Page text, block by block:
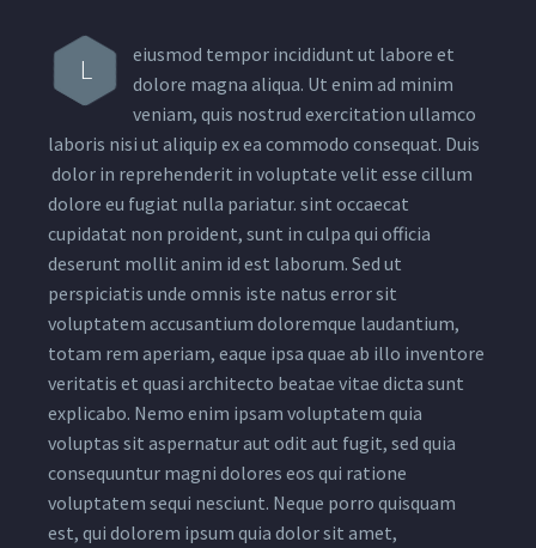
L
eiusmod tempor incididunt ut labore et
dolore magna aliqua. Ut enim ad minim
veniam, quis nostrud exercitation ullamco
laboris nisi ut aliquip ex ea commodo consequat. Duis
dolor in reprehenderit in voluptate velit esse cillum
dolore eu fugiat nulla pariatur. sint occaecat
cupidatat non proident, sunt in culpa qui officia
deserunt mollit anim id est laborum. Sed ut
perspiciatis unde omnis iste natus error sit
voluptatem accusantium doloremque laudantium,
totam rem aperiam, eaque ipsa quae ab illo inventore
veritatis et quasi architecto beatae vitae dicta sunt
explicabo. Nemo enim ipsam voluptatem quia
voluptas sit aspernatur aut odit aut fugit, sed quia
consequuntur magni dolores eos qui ratione
voluptatem sequi nesciunt. Neque porro quisquam
est, qui dolorem ipsum quia dolor sit amet,